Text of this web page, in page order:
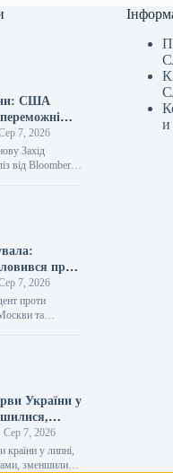
США
7, 2026
Захід
від Bloomberg
зупинити
про
7, 2026
проти
та
справ
Захарова,
України у
Сер 7, 2026
країни у липні,
зменшилися
и